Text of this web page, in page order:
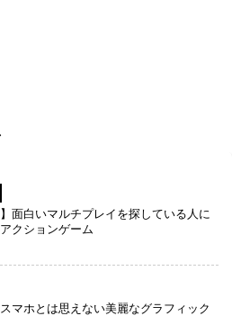
】面白いマルチプレイを探している人に
クションゲーム
スマホとは思えない美麗なグラフィック